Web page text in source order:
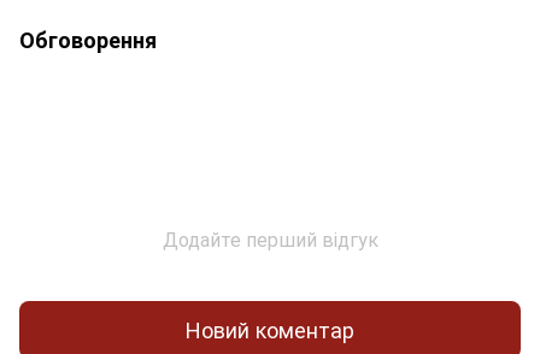
Обговорення
Додайте перший відгук
Новий коментар